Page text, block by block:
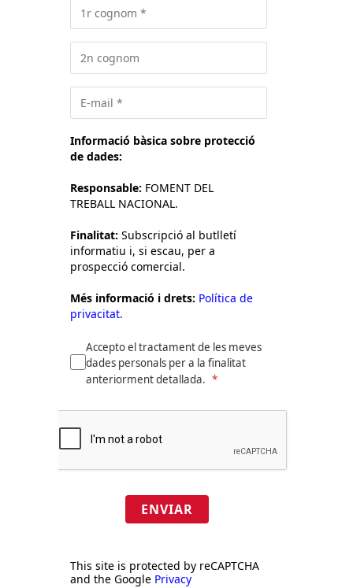
Informació bàsica sobre protecció
de dades:
Responsable: FOMENT DEL
TREBALL NACIONAL.
Finalitat: Subscripció al butlletí
informatiu i, si escau, per a
prospecció comercial.
Més informació i drets: Política de
privacitat.
Accepto el tractament de les meves
dades personals per a la finalitat
anteriorment detallada.
ENVIAR
This site is protected by reCAPTCHA
and the Google Privacy